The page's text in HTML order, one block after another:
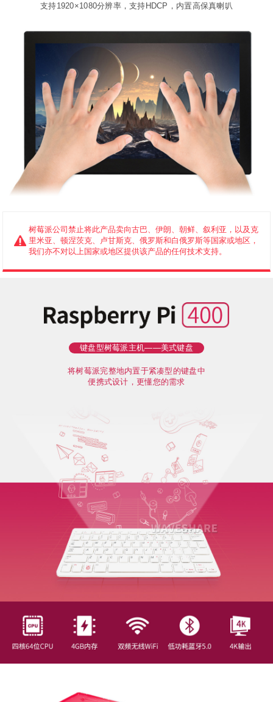
支持1920×1080分辨率，支持HDCP，内置高保真喇叭
树莓派公司禁止将此产品卖向古巴、伊朗、朝鲜、叙利亚，以及克
里米亚、顿涅茨克、卢甘斯克、俄罗斯和白俄罗斯等国家或地区，
我们亦不对以上国家或地区提供该产品的任何技术支持。
键盘型树莓派主机——美式键盘
将树莓派完整地内置于紧凑型的键盘中
便携式设计，更懂您的需求